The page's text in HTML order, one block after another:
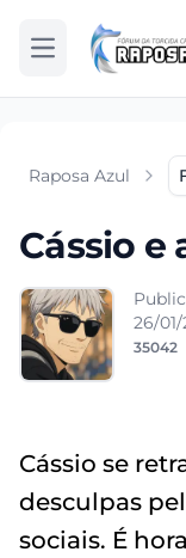
Abrir menu
Raposa Azul
Cássio e
26/
35042
Cássio se
desculpas
sociais. É